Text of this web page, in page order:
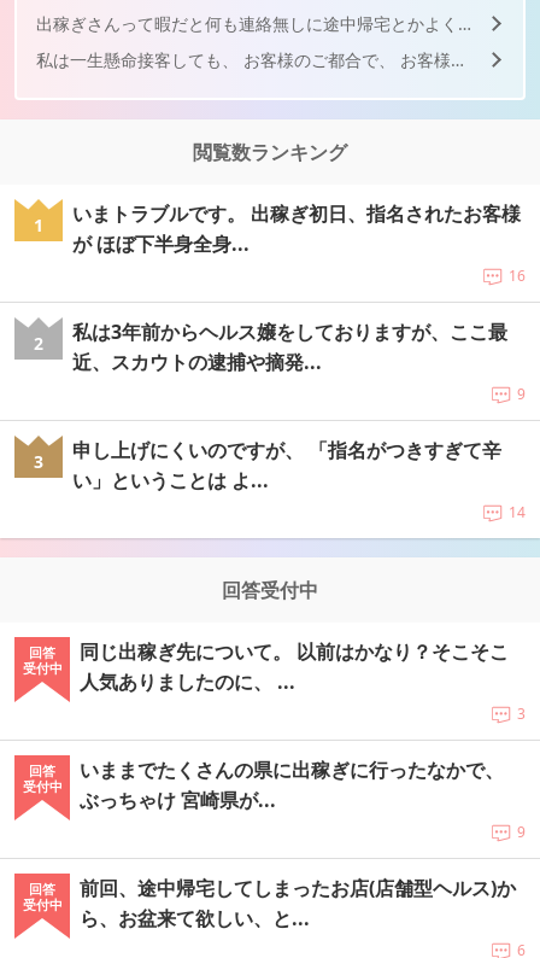
出稼ぎさんって暇だと何も連絡無しに途中帰宅とかよくあるんです...
私は一生懸命接客しても、 お客様のご都合で、 お客様のご...
閲覧数ランキング
1
いまトラブルです。 出稼ぎ初日、指名されたお客様
が ほぼ下半身全身...
16
2
私は3年前からヘルス嬢をしておりますが、ここ最
近、スカウトの逮捕や摘発...
9
3
申し上げにくいのですが、 「指名がつきすぎて辛
い」ということは よ...
14
回答受付中
回答
受付中
同じ出稼ぎ先について。 以前はかなり？そこそこ
人気ありましたのに、 ...
3
回答
受付中
いままでたくさんの県に出稼ぎに行ったなかで、
ぶっちゃけ 宮崎県が...
9
回答
受付中
前回、途中帰宅してしまったお店(店舗型ヘルス)か
ら、お盆来て欲しい、と...
6